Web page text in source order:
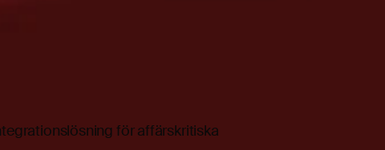
för affärskritiska